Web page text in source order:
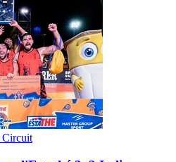
Circuit